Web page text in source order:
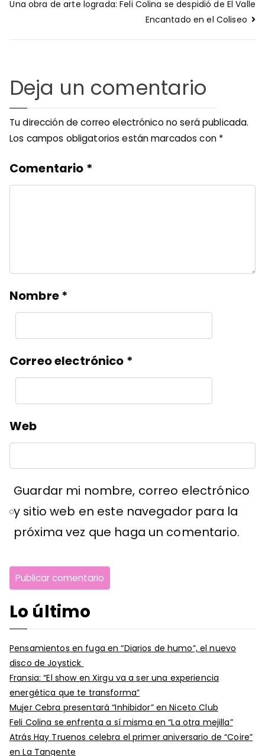
de
Una obra de arte lograda: Feli Colina se despidió de El Valle
Encantado en el Coliseo
Deja un comentario
Tu dirección de correo electrónico no será publicada.
Los campos obligatorios están marcados con *
Comentario *
Nombre*
Correo electrónico *
Web
Guardar mi nombre, correo electrónico
y sitio web en este navegador para la
próxima vez que haga un comentario.
Lo último
Pensamientos en fuga en “Diarios de humo”, el nuevo
disco de Joystick
Fransia: “El show en Xirgu va a ser una experiencia
energética que te transforma”
Mujer Cebra presentará “Inhibidor” en Niceto Club
Feli Colina se enfrenta a sí misma en “La otra mejilla”
Atrás Hay Truenos celebra el primer aniversario de “Coire”
en La Tangente